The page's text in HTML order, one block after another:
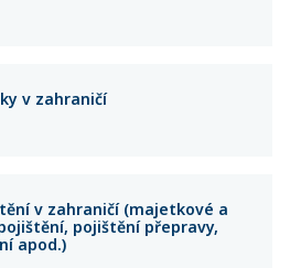
v zahraničí
v zahraničí (majetkové a
pojištění přepravy,
apod.)